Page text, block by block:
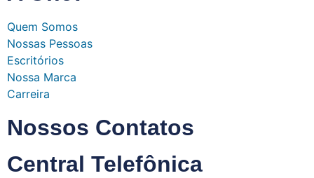
Quem Somos
Nossas Pessoas
Escritórios
Nossa Marca
Carreira
Nossos Contatos
Central Telefônica